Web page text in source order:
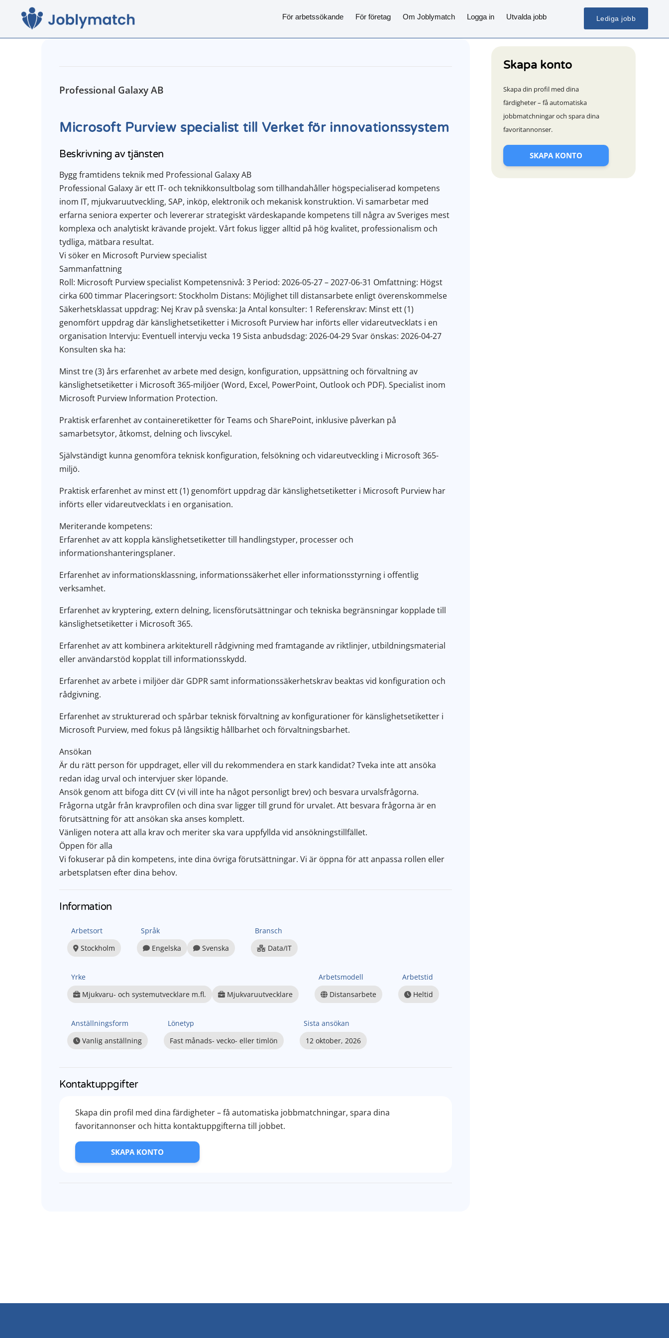
För arbetssökande För företag Om Joblymatch Logga in Utvalda jobb Lediga jobb
Professional Galaxy AB
Microsoft Purview specialist till Verket för innovationssystem
Beskrivning av tjänsten
Bygg framtidens teknik med Professional Galaxy AB
Professional Galaxy är ett IT- och teknikkonsultbolag som tillhandahåller högspecialiserad kompetens
inom IT, mjukvaruutveckling, SAP, inköp, elektronik och mekanisk konstruktion. Vi samarbetar med
erfarna seniora experter och levererar strategiskt värdeskapande kompetens till några av Sveriges mest
komplexa och analytiskt krävande projekt. Vårt fokus ligger alltid på hög kvalitet, professionalism och
tydliga, mätbara resultat.
Vi söker en Microsoft Purview specialist
Sammanfattning
Roll: Microsoft Purview specialist Kompetensnivå: 3 Period: 2026-05-27 – 2027-06-31 Omfattning: Högst
cirka 600 timmar Placeringsort: Stockholm Distans: Möjlighet till distansarbete enligt överenskommelse
Säkerhetsklassat uppdrag: Nej Krav på svenska: Ja Antal konsulter: 1 Referenskrav: Minst ett (1)
genomfört uppdrag där känslighetsetiketter i Microsoft Purview har införts eller vidareutvecklats i en
organisation Intervju: Eventuell intervju vecka 19 Sista anbudsdag: 2026-04-29 Svar önskas: 2026-04-27
Konsulten ska ha:
Minst tre (3) års erfarenhet av arbete med design, konfiguration, uppsättning och förvaltning av
känslighetsetiketter i Microsoft 365-miljöer (Word, Excel, PowerPoint, Outlook och PDF). Specialist inom
Microsoft Purview Information Protection.
Praktisk erfarenhet av containeretiketter för Teams och SharePoint, inklusive påverkan på
samarbetsytor, åtkomst, delning och livscykel.
Självständigt kunna genomföra teknisk konfiguration, felsökning och vidareutveckling i Microsoft 365-
miljö.
Praktisk erfarenhet av minst ett (1) genomfört uppdrag där känslighetsetiketter i Microsoft Purview har
införts eller vidareutvecklats i en organisation.
Meriterande kompetens:
Erfarenhet av att koppla känslighetsetiketter till handlingstyper, processer och
informationshanteringsplaner.
Erfarenhet av informationsklassning, informationssäkerhet eller informationsstyrning i offentlig
verksamhet.
Erfarenhet av kryptering, extern delning, licensförutsättningar och tekniska begränsningar kopplade till
känslighetsetiketter i Microsoft 365.
Erfarenhet av att kombinera arkitekturell rådgivning med framtagande av riktlinjer, utbildningsmaterial
eller användarstöd kopplat till informationsskydd.
Erfarenhet av arbete i miljöer där GDPR samt informationssäkerhetskrav beaktas vid konfiguration och
rådgivning.
Erfarenhet av strukturerad och spårbar teknisk förvaltning av konfigurationer för känslighetsetiketter i
Microsoft Purview, med fokus på långsiktig hållbarhet och förvaltningsbarhet.
Ansökan
Är du rätt person för uppdraget, eller vill du rekommendera en stark kandidat? Tveka inte att ansöka
redan idag urval och intervjuer sker löpande.
Ansök genom att bifoga ditt CV (vi vill inte ha något personligt brev) och besvara urvalsfrågorna.
Frågorna utgår från kravprofilen och dina svar ligger till grund för urvalet. Att besvara frågorna är en
förutsättning för att ansökan ska anses komplett.
Vänligen notera att alla krav och meriter ska vara uppfyllda vid ansökningstillfället.
Öppen för alla
Vi fokuserar på din kompetens, inte dina övriga förutsättningar. Vi är öppna för att anpassa rollen eller
arbetsplatsen efter dina behov.
Information
Arbetsort
Stockholm
Språk
Engelska
Svenska
Bransch
Data/IT
Yrke
Mjukvaru- och systemutvecklare m.fl.
Mjukvaruutvecklare
Arbetsmodell
Distansarbete
Arbetstid
Heltid
Anställningsform
Vanlig anställning
Lönetyp
Fast månads- vecko- eller timlön
Sista ansökan
12 oktober, 2026
Kontaktuppgifter
Skapa din profil med dina färdigheter – få automatiska jobbmatchningar, spara dina
favoritannonser och hitta kontaktuppgifterna till jobbet.
SKAPA KONTO
Skapa konto
Skapa din profil med dina
färdigheter – få automatiska
jobbmatchningar och spara dina
favoritannonser.
SKAPA KONTO